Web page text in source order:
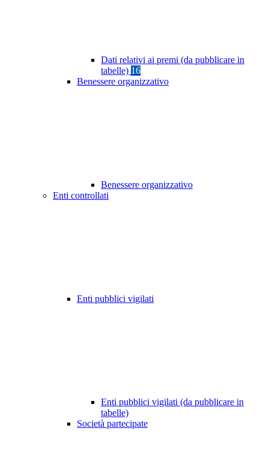
Dati relativi ai premi (da pubblicare in
tabelle) 16
Benessere organizzativo
Benessere organizzativo
Enti controllati
Enti pubblici vigilati
Enti pubblici vigilati (da pubblicare in
tabelle)
Società partecipate